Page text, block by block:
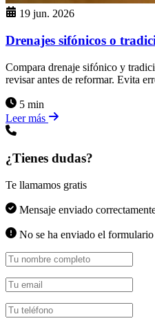
19 jun. 2026
Drenajes sifónicos o
Compara drenaje sifónico y
revisar antes de reformar. Evita
5 min
Leer más
¿Tienes dudas?
Te llamamos gratis
Mensaje enviado
No se ha enviado el formulario